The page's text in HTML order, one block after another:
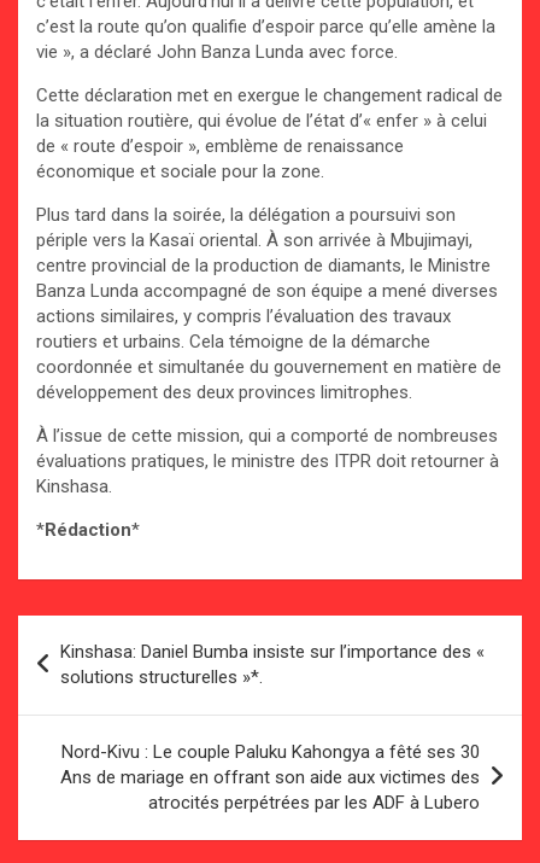
c’est la route qu’on qualifie d’espoir parce qu’elle amène la
vie », a déclaré John Banza Lunda avec force.
Cette déclaration met en exergue le changement radical de
la situation routière, qui évolue de l’état d’« enfer » à celui
de « route d’espoir », emblème de renaissance
économique et sociale pour la zone.
Plus tard dans la soirée, la délégation a poursuivi son
périple vers la Kasaï oriental. À son arrivée à Mbujimayi,
centre provincial de la production de diamants, le Ministre
Banza Lunda accompagné de son équipe a mené diverses
actions similaires, y compris l’évaluation des travaux
routiers et urbains. Cela témoigne de la démarche
coordonnée et simultanée du gouvernement en matière de
développement des deux provinces limitrophes.
À l’issue de cette mission, qui a comporté de nombreuses
évaluations pratiques, le ministre des ITPR doit retourner à
Kinshasa.
*Rédaction*
de
l’article
Kinshasa: Daniel Bumba insiste sur l’importance des «
solutions structurelles »*.
Nord-Kivu : Le couple Paluku Kahongya a fêté ses 30
Ans de mariage en offrant son aide aux victimes des
atrocités perpétrées par les ADF à Lubero